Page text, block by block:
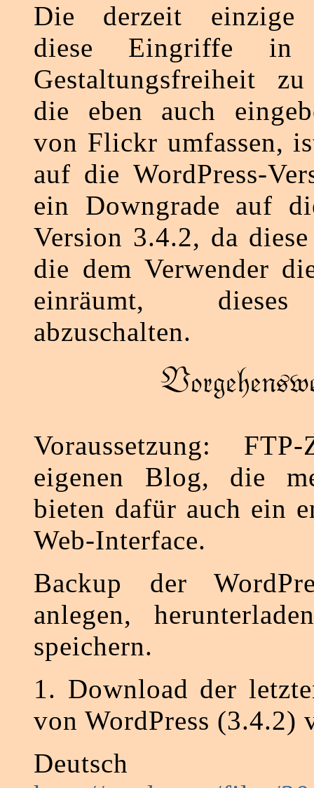
Die derzeit einzige
diese Eingriffe in
Gestaltungsfreiheit
die eben auch
von Flickr umfassen,
auf die WordPress-
ein Downgrade auf
Version 3.4.2, da
die dem Verwender
einräumt, dieses
abzuschalten.
Voraussetzung:
eigenen Blog, die
bieten dafür auch ein
Web-Interface.
Backup der
anlegen,
speichern.
1. Download der
von WordPress (3.4.2)
Deutsch